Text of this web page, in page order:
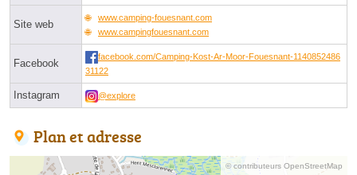
Site web
www.camping-fouesnant.com
www.campingfouesnant.com
Facebook
facebook.com/Camping-Kost-Ar-Moor-Fouesnant-1140852486
31122
Instagram @explore
Plan et adresse
© contributeurs OpenStreetMap